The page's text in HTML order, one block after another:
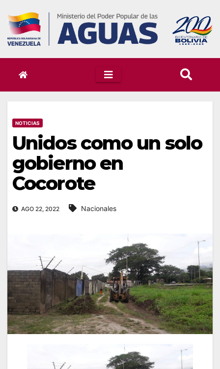
content
NOTICIAS
Unidos como un solo
gobierno en
Cocorote
AGO 22, 2022 Nacionales